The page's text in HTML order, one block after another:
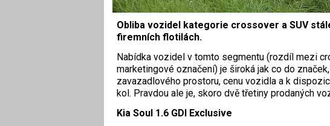
Obliba vozidel kategorie crossover a SUV
firemních flotilách.
Nabídka vozidel v tomto segmentu (rozdíl mezi
marketingové označení) je široká jak co do
zavazadlového prostoru, cenu vozidla a k
kol. Pravdou ale je, skoro dvě třetiny prodaných
Kia Soul 1.6 GDI Exclusive